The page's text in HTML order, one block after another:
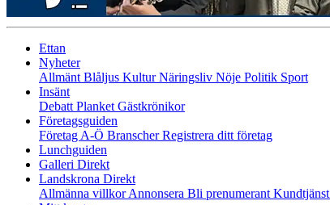
Ettan
Nyheter
Allmänt Blåljus KulturNäringsliv Nöje Politik Sport
Insänt
Debatt Planket Gästkrönikor
Företagsguiden
Företag A-Ö BranscherRegistrera ditt företag
Lunchguiden
Galleri Direkt
Landskrona Direkt
Allmänna villkorAnnonsera Bli prenumerant Kundtjänst